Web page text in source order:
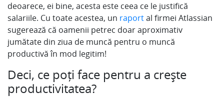
deoarece, ei bine, acesta este ceea ce le justifică
salariile. Cu toate acestea, un raportal firmei Atlassian
sugerează că oamenii petrec doar aproximativ
jumătate din ziua de muncă pentru o muncă
productivă în mod legitim!
Deci, ce poți face pentru a crește
productivitatea?